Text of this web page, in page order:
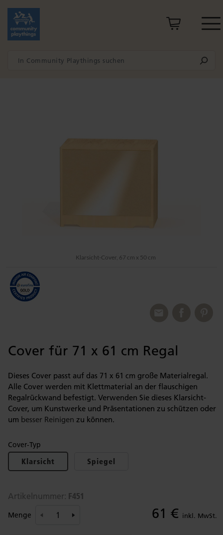
Klarsicht-Cover, 67 cm x 50 cm
Cover für 71 x 61 cm Regal
Dieses Cover passt auf das 71 x 61 cm große Materialregal.
Alle Cover werden mit Klettmaterial an der flauschigen
Regalrückwand befestigt. Verwenden Sie dieses Klarsicht-
Cover, um Kunstwerke und Präsentationen zu schützen oder
um besser Reinigen zu können.
Cover-Typ
Klarsicht Spiegel
Artikelnummer: F451
Menge 61 € inkl. MwSt.